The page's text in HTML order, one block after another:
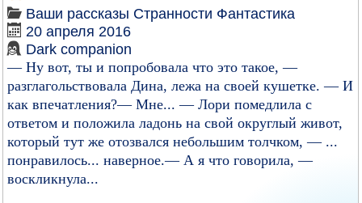
Ваши рассказы Странности Фантастика
20 апреля 2016
Dark companion
— Ну вот, ты и попробовала что это такое, —
разглагольствовала Дина, лежа на своей кушетке. — И
как впечатления?— Мне... — Лори помедлила с
ответом и положила ладонь на свой округлый живот,
который тут же отозвался небольшим толчком, — ...
понравилось... наверное.— А я что говорила, —
воскликнула...